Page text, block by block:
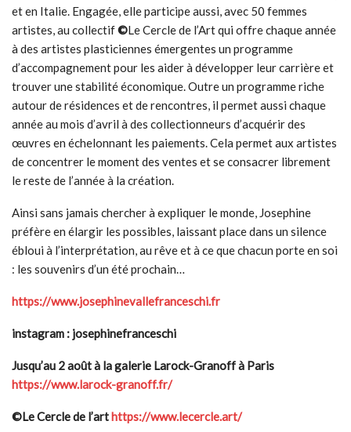
et en Italie. Engagée, elle participe aussi, avec 50 femmes
artistes, au collectif©Le Cercle de l’Art qui offre chaque année
à des artistes plasticiennes émergentes un programme
d’accompagnement pour les aider à développer leur carrière et
trouver une stabilité économique. Outre un programme riche
autour de résidences et de rencontres, il permet aussi chaque
année au mois d’avril à des collectionneurs d’acquérir des
œuvres en échelonnant les paiements. Cela permet aux artistes
de concentrer le moment des ventes et se consacrer librement
le reste de l’année à la création.
Ainsi sans jamais chercher à expliquer le monde, Josephine
préfère en élargir les possibles, laissant place dans un silence
ébloui à l’interprétation, au rêve et à ce que chacun porte en soi
: les souvenirs d’un été prochain…
https://www.josephinevallefranceschi.fr
instagram : josephinefranceschi
Jusqu’au 2 août à la galerie Larock-Granoff à Paris
https://www.larock-granoff.fr/
©Le Cercle de l’arthttps://www.lecercle.art/